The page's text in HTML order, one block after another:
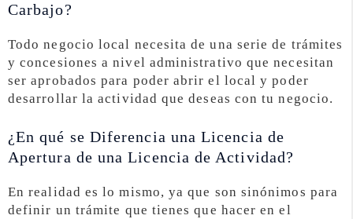
Carbajo?
Todo negocio local necesita de una serie de trámites
y concesiones a nivel administrativo que necesitan
ser aprobados para poder abrir el local y poder
desarrollar la actividad que deseas con tu negocio.
¿En qué se Diferencia una Licencia de
Apertura de una Licencia de Actividad?
En realidad es lo mismo, ya que son sinónimos para
definir un trámite que tienes que hacer en el